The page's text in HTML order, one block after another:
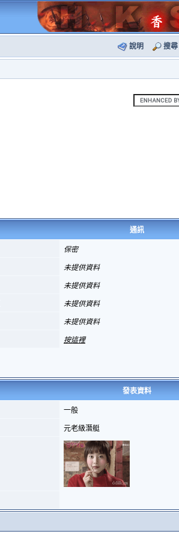
說明 搜尋
通訊
保密
未提供資料
未提供資料
未提供資料
未提供資料
按這裡
發表資料
一般
元老級潛艇